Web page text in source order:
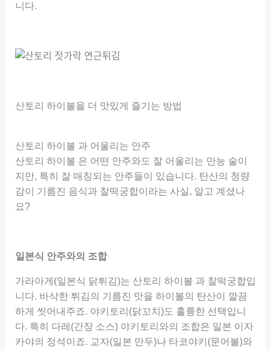
니다.
산토리 하이볼을 더 맛있게 즐기는 방법
산토리 하이볼 과 어울리는 안주
산토리 하이볼 은 어떤 안주와도 잘 어울리는 만능 술이
지만, 특히 잘 매칭되는 안주들이 있습니다. 탄산의 청량
감이 기름진 음식과 찰떡궁합이라는 사실, 알고 계셨나
요?
일본식 안주와의 조합
가라아게(일본식 닭튀김)는 산토리 하이볼 과 찰떡궁합입
니다. 바삭한 튀김의 기름진 맛을 하이볼의 탄산이 깔끔
하게 씻어내주죠. 야키토리(닭꼬치)도 훌륭한 선택입니
다. 특히 다레(간장 소스) 야키토리와의 조합은 일본 이자
카야의 정석이죠. 교자(일본 만두)나 타코야키(문어볼)와